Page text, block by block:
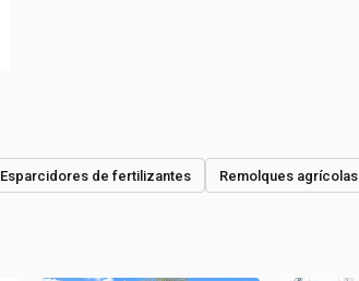
Esparcidores de fertilizantes Remolques agrícolas